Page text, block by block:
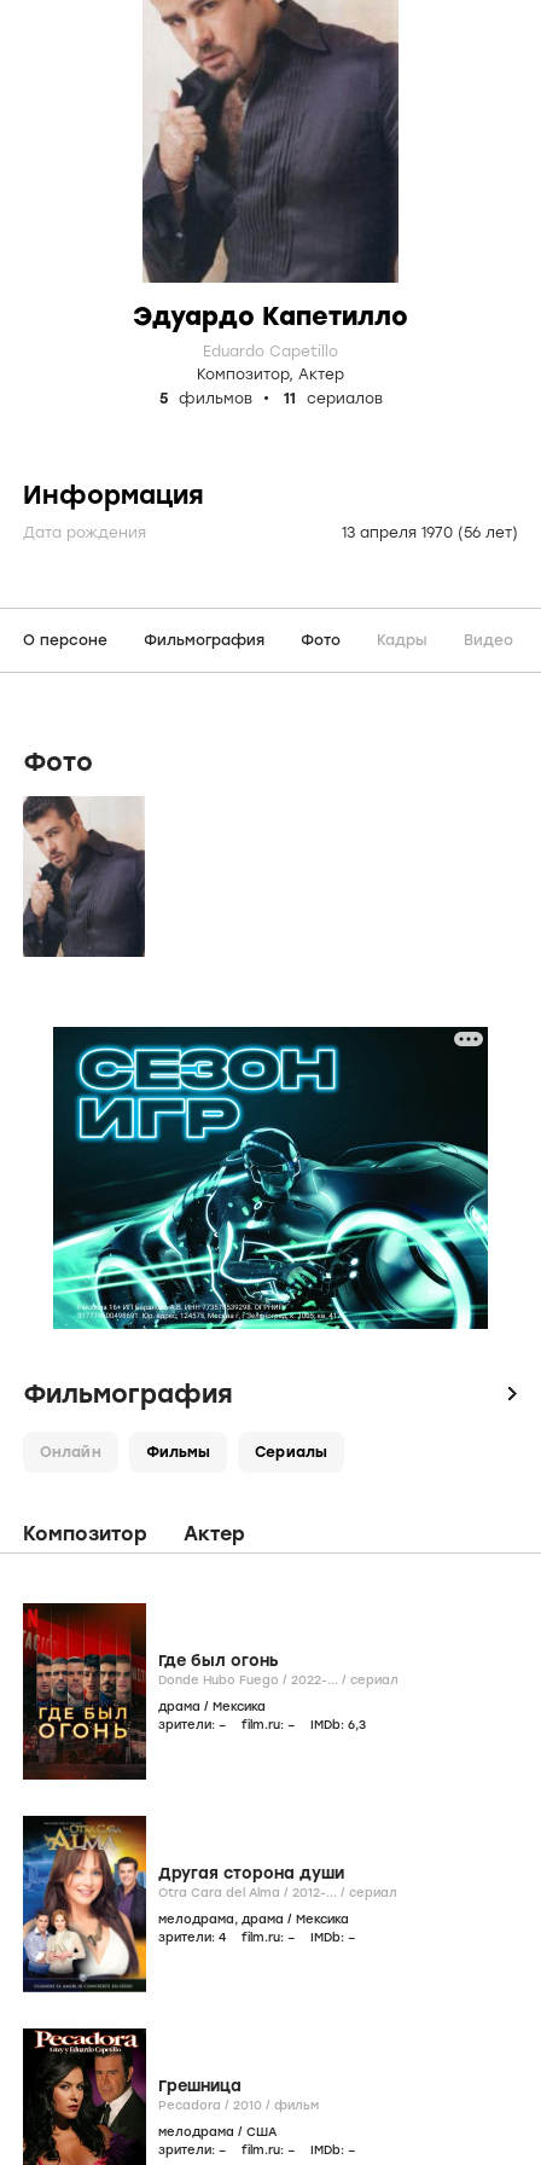
Эдуардо Капетилло
Eduardo Capetillo
Композитор, Актер
5
фильмов 11 сериалов
Информация
Дата рождения 13 апреля 1970 (56 лет)
О персоне Фильмография Фото Кадры Видео
Фото
Фильмография icon
Онлайн Фильмы Сериалы
Композитор Актер
Где был огонь
Donde Hubo Fuego / 2022-... / сериал
драма / Мексика
зрители: – film.ru: – IMDb: 6,3
Другая сторона души
Otra Cara del Alma / 2012-... / сериал
мелодрама, драма / Мексика
зрители: 4 film.ru: – IMDb: –
Грешница
Pecadora / 2010 / фильм
мелодрама / США
зрители: – film.ru: – IMDb: –